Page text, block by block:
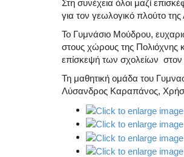
Στη συνέχεια όλοι μαζί
για τον γεωλογικό πλούτο
Το Γυμνάσιο Μούδρου,
στους χώρους της Πολιόχνης
επίσκεψή των σχολείων
Τη μαθητική ομάδα του
Λύσανδρος Καραπάνος,